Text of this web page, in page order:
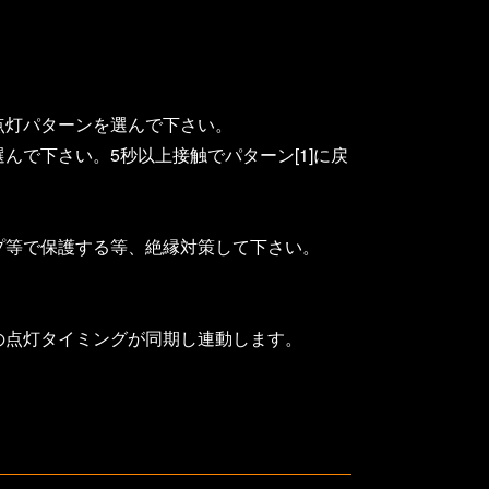
パターンを選んで下さい。
で下さい。5秒以上接触でパターン[1]に戻
で保護する等、絶縁対策して下さい。
灯タイミングが同期し連動します。